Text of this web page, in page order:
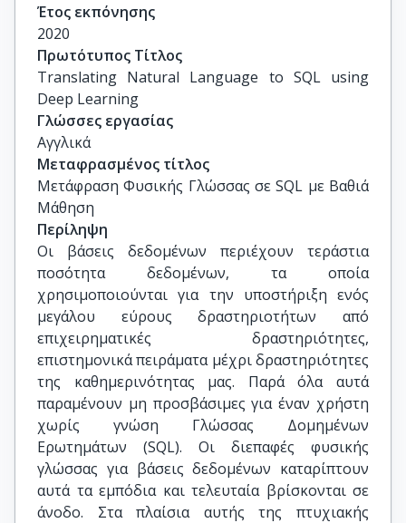
Έτος εκπόνησης
2020
Πρωτότυπος Τίτλος
Translating Natural Language to SQL using
Deep Learning
Γλώσσες εργασίας
Αγγλικά
Μεταφρασμένος τίτλος
Μετάφραση Φυσικής Γλώσσας σε SQL με Βαθιά
Μάθηση
Περίληψη
Οι βάσεις δεδομένων περιέχουν τεράστια
ποσότητα δεδομένων, τα οποία
χρησιμοποιούνται για την υποστήριξη ενός
μεγάλου εύρους δραστηριοτήτων από
επιχειρηματικές δραστηριότητες,
επιστημονικά πειράματα μέχρι δραστηριότητες
της καθημερινότητας μας. Παρά όλα αυτά
παραμένουν μη προσβάσιμες για έναν χρήστη
χωρίς γνώση Γλώσσας Δομημένων
Ερωτημάτων (SQL). Οι διεπαφές φυσικής
γλώσσας για βάσεις δεδομένων καταρίπτουν
αυτά τα εμπόδια και τελευταία βρίσκονται σε
άνοδο. Στα πλαίσια αυτής της πτυχιακής